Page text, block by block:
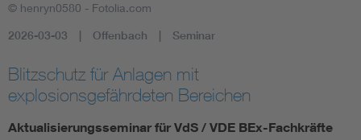
Artificial Intelligence
© henryn0580 - Fotolia.com
2026-03-03 Offenbach Seminar
Blitzschutz für Anlagen mit
explosionsgefährdeten Bereichen
Aktualisierungsseminar für VdS / VDE BEx-Fachkräfte